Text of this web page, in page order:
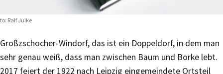
Ralf Julke
Großzschocher-Windorf, das ist ein Doppeldorf, in dem man
sehr genau weiß, dass man zwischen Baum und Borke lebt.
2017 feiert der 1922 nach Leipzig eingemeindete Ortsteil